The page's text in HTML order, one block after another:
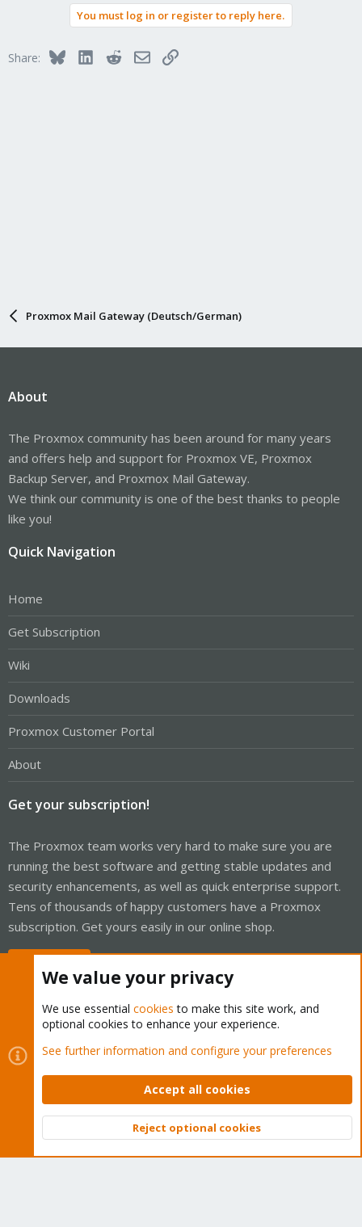
o
You must log in or register to reply here.
Share: BlueskyLinkedInRedditEmailLink
Proxmox Mail Gateway (Deutsch/German)
About
The Proxmox community has been around for many years
and offers help and support for Proxmox VE, Proxmox
Backup Server, and Proxmox Mail Gateway.
We think our community is one of the best thanks to people
like you!
Quick Navigation
Home
Get Subscription
Wiki
Downloads
Proxmox Customer Portal
About
Get your subscription!
The Proxmox team works very hard to make sure you are
running the best software and getting stable updates and
security enhancements, as well as quick enterprise support.
Tens of thousands of happy customers have a Proxmox
subscription. Get yours easily in our online shop.
Cookies
Proxmox Support Forum - Light Mode
Contact us
Terms and rules Privacy policy Help Home
Community platform by XenForo © 2010-2026 XenForo Ltd.
Top
We value your privacy
We use essential cookies to make this site work, and
optional cookies to enhance your experience.
See further information and configure your preferences
Accept all cookies
Reject optional cookies